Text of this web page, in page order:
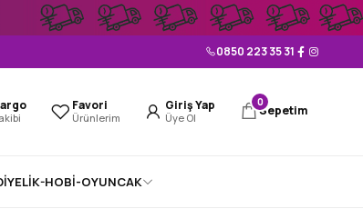
0850 223 35 31
Favori
Ürünlerim
Giriş Yap
Üye Ol
0
Sepetim
HOBİ-OYUNCAK